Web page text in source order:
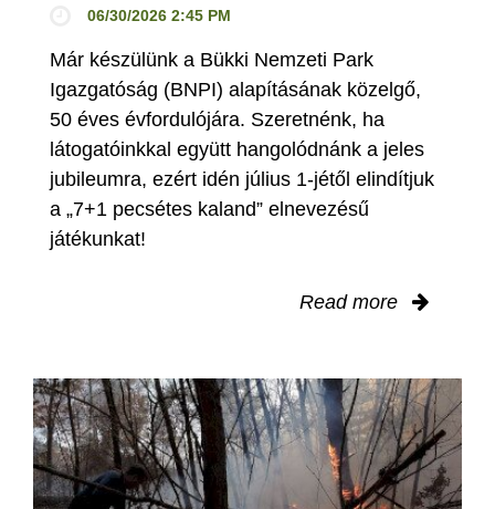
06/30/2026 2:45 PM
Már készülünk a Bükki Nemzeti Park
Igazgatóság (BNPI) alapításának közelgő,
50 éves évfordulójára. Szeretnénk, ha
látogatóinkkal együtt hangolódnánk a jeles
jubileumra, ezért idén július 1-jétől elindítjuk
a „7+1 pecsétes kaland” elnevezésű
játékunkat!
Read more